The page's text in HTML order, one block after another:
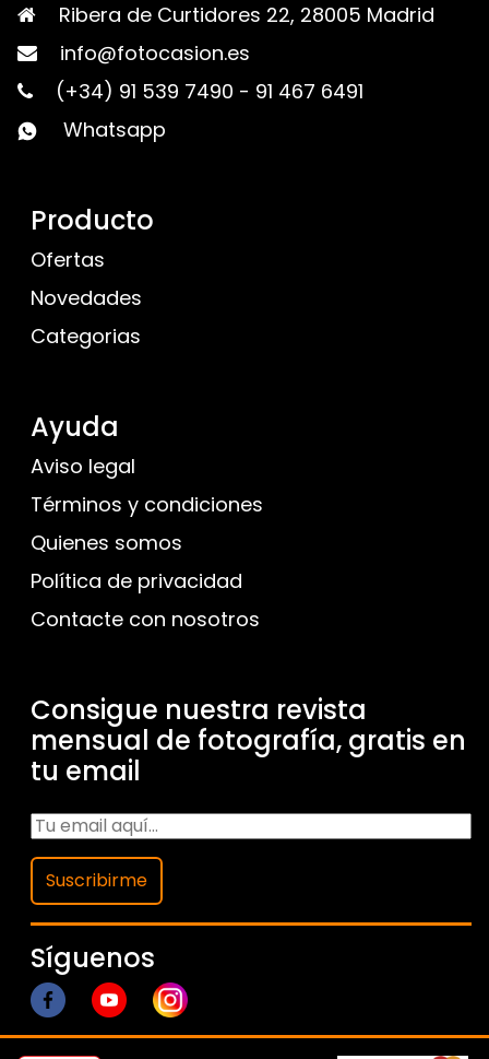
Ribera de Curtidores 22, 28005 Madrid
info@fotocasion.es
(+34) 91 539 7490 - 91 467 6491
Whatsapp
Producto
Ofertas
Novedades
Categorias
Ayuda
Aviso legal
Términos y condiciones
Quienes somos
Política de privacidad
Contacte con nosotros
Consigue nuestra revista
mensual de fotografía, gratis en
tu email
Suscribirme
Síguenos